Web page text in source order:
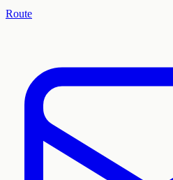
Route